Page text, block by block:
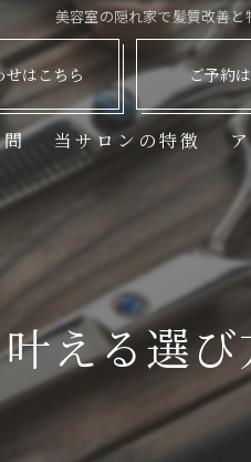
美容室の隠れ家で髪質改善
せはこちら ご予約
問 当サロンの特徴
マンツーマン
カット
AGA
える選